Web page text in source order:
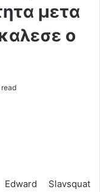
μετα
ο
Slavsquat